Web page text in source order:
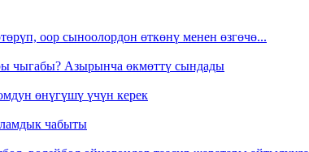
оор сыноолордон өткөнү менен өзгөчө...
чыгабы? Азырынча өкмөттү сындады
өнүгүшү үчүн керек
чабыты